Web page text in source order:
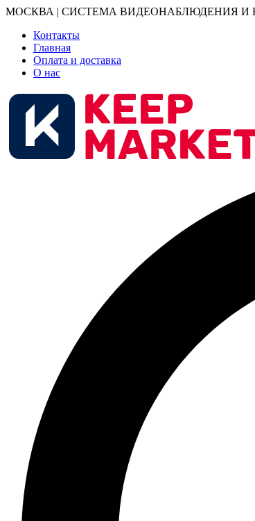
МОСКВА | СИСТЕМА ВИДЕОНАБЛЮДЕНИЯ И
Контакты
Главная
Оплата и доставка
О нас